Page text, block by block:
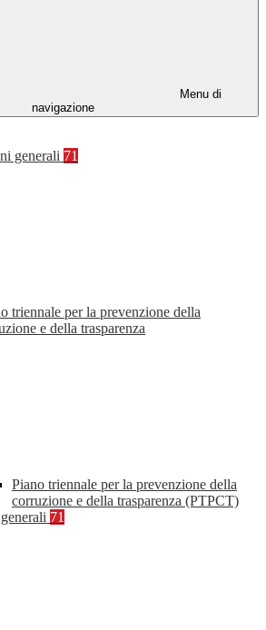
Menu di
navigazione
generali 71
triennale per la prevenzione della
e della trasparenza
Piano triennale per la prevenzione della
corruzione e della trasparenza (PTPCT)
71